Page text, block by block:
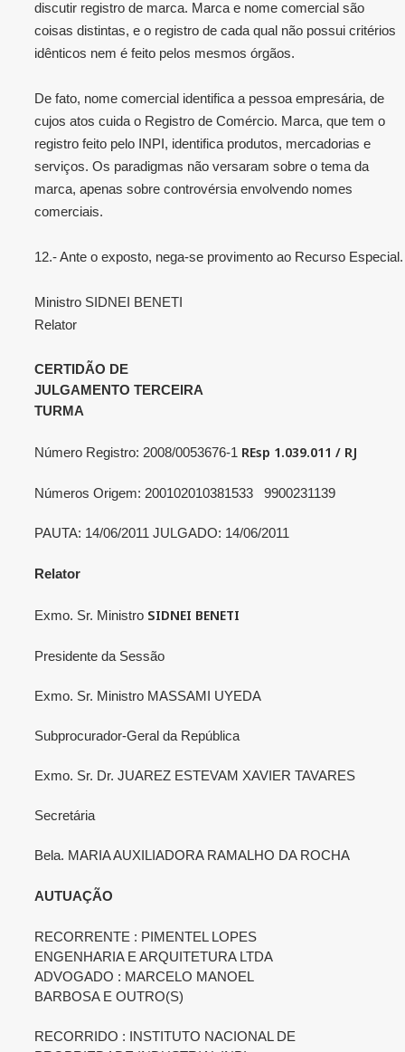
discutir registro de marca. Marca e nome comercial são
coisas distintas, e o registro de cada qual não possui critérios
idênticos nem é feito pelos mesmos órgãos.
De fato, nome comercial identifica a pessoa empresária, de
cujos atos cuida o Registro de Comércio. Marca, que tem o
registro feito pelo INPI, identifica produtos, mercadorias e
serviços. Os paradigmas não versaram sobre o tema da
marca, apenas sobre controvérsia envolvendo nomes
comerciais.
12.- Ante o exposto, nega-se provimento ao Recurso Especial.
Ministro SIDNEI BENETI
Relator
CERTIDÃO DE
JULGAMENTO TERCEIRA
TURMA
Número Registro: 2008/0053676-1 REsp 1.039.011 / RJ
Números Origem: 200102010381533 9900231139
PAUTA: 14/06/2011 JULGADO: 14/06/2011
Relator
Exmo. Sr. Ministro SIDNEI BENETI
Presidente da Sessão
Exmo. Sr. Ministro MASSAMI UYEDA
Subprocurador-Geral da República
Exmo. Sr. Dr. JUAREZ ESTEVAM XAVIER TAVARES
Secretária
Bela. MARIA AUXILIADORA RAMALHO DA ROCHA
AUTUAÇÃO
RECORRENTE : PIMENTEL LOPES
ENGENHARIA E ARQUITETURA LTDA
ADVOGADO : MARCELO MANOEL
BARBOSA E OUTRO(S)
RECORRIDO : INSTITUTO NACIONAL DE